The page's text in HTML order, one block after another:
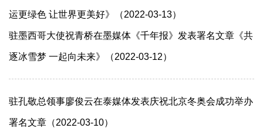
运更绿色 让世界更美好》（2022-03-13）
驻墨西哥大使祝青桥在墨媒体《千年报》发表署名文章《共
逐冰雪梦 一起向未来》（2022-03-12）
驻孔敬总领事廖俊云在泰媒体发表庆祝北京冬奥会成功举办
署名文章（2022-03-10）